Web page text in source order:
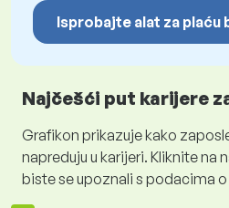
Isprobajte alat za plaću
Najčešći put karijere
Grafikon prikazuje kako
napreduju u karijeri. Kliknite na
biste se upoznali s podacima